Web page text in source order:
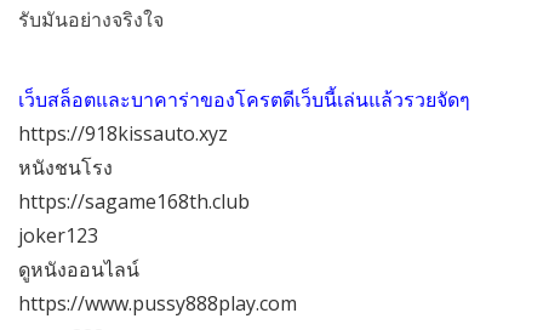
รับมันอย่างจริงใจ
เว็บสล็อตและบาคาร่าของโครตดีเว็บนี้เล่นแล้วรวยจัดๆ
https://918kissauto.xyz
หนังชนโรง
https://sagame168th.club
joker123
ดูหนังออนไลน์
https://www.pussy888play.com